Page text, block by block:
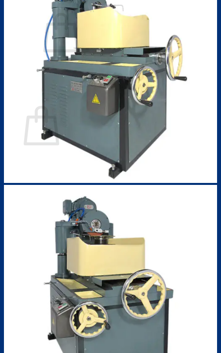
0932623575
Chưa có sản phẩm trong giỏ hàng.
Quay trở lại cửa hàng
Giỏ hàng
Chưa có sản phẩm trong giỏ hàng.